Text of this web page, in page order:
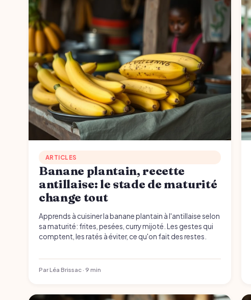
ARTICLES
Banane plantain, recette
antillaise: le stade de maturité
change tout
Apprends à cuisiner la banane plantain à l'antillaise selon
sa maturité: frites, pesées, curry mijoté. Les gestes qui
comptent, les ratés à éviter, ce qu'on fait des restes.
Par Léa Brissac · 9 min